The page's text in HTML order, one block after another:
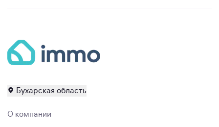
Бухарская область
О компании